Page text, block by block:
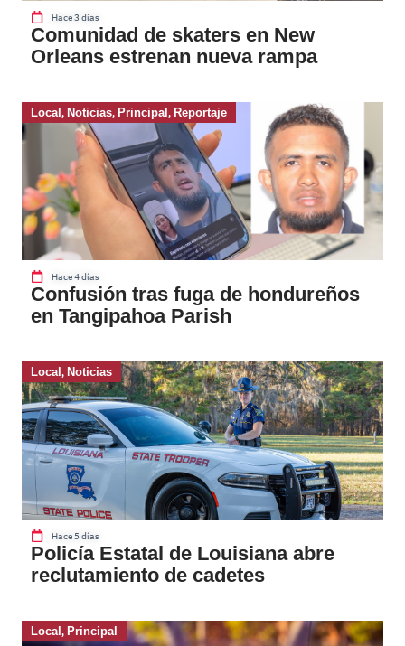
Hace 3 días
Comunidad de skaters en New
Orleans estrenan nueva rampa
Local , Noticias, Principal , Reportaje
Hace 4 días
Confusión tras fuga de hondureños
en Tangipahoa Parish
Local , Noticias
Hace 5 días
Policía Estatal de Louisiana abre
reclutamiento de cadetes
Local , Principal